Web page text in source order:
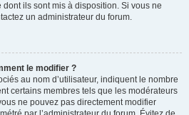
ils sont mis à disposition. Si vous ne
un administrateur du forum.
le modifier ?
au nom d’utilisateur, indiquent le nombre
certains membres tels que les modérateurs
ne pouvez pas directement modifier